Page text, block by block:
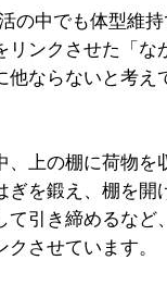
の中でも体型維持
リンクさせた「な
ならないと考え
、上の棚に荷物を
ぎを鍛え、棚を開
て引き締めるなど
させています。